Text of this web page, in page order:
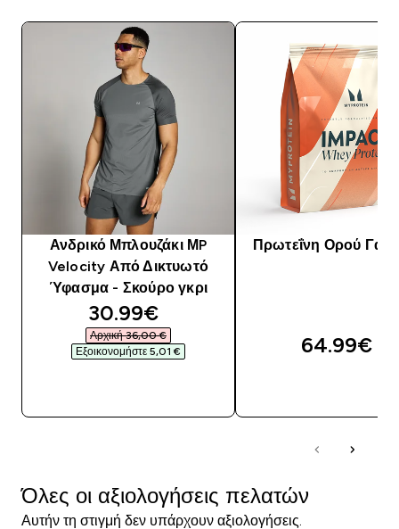
Ανδρικό Μπλουζάκι ΜP
Velocity Από Δικτυωτό
Ύφασμα - Σκούρο γκρι
discounted price
30.99€‎
Αρχική 36,00 €‎
Εξοικονομήστε 5,01 €‎
Πρωτεΐνη Ορού
64.99€‎
Όλες οι αξιολογήσεις πελατών
Αυτήν τη στιγμή δεν υπάρχουν αξιολογήσεις.